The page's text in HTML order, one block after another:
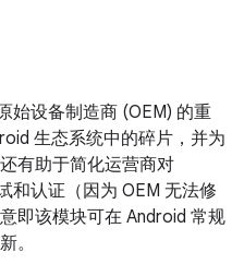
始设备制造商 (OEM) 的重
生态系统中的碎片，并为
有助于简化运营商对
和认证（因为 OEM 无法修
即该模块可在 Android 常规
。